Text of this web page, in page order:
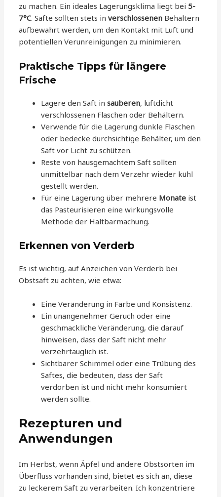
zu machen. Ein ideales Lagerungsklima liegt bei 5-
7°C. Säfte sollten stets inverschlossenen Behältern
aufbewahrt werden, um den Kontakt mit Luft und
potentiellen Verunreinigungen zu minimieren.
Praktische Tipps für längere
Frische
Lagere den Saft insauberen, luftdicht
verschlossenen Flaschen oder Behältern.
Verwende für die Lagerung dunkle Flaschen
oder bedecke durchsichtige Behälter, um den
Saft vor Licht zu schützen.
Reste von hausgemachtem Saft sollten
unmittelbar nach dem Verzehr wieder kühl
gestellt werden.
Für eine Lagerung über mehrere Monate ist
das Pasteurisieren eine wirkungsvolle
Methode der Haltbarmachung.
Erkennen von Verderb
Es ist wichtig, auf Anzeichen von Verderb bei
Obstsaft zu achten, wie etwa:
Eine Veränderung in Farbe und Konsistenz.
Ein unangenehmer Geruch oder eine
geschmackliche Veränderung, die darauf
hinweisen, dass der Saft nicht mehr
verzehrtauglich ist.
Sichtbarer Schimmel oder eine Trübung des
Saftes, die bedeuten, dass der Saft
verdorben ist und nicht mehr konsumiert
werden sollte.
Rezepturen und
Anwendungen
Im Herbst, wenn Äpfel und andere Obstsorten im
Überfluss vorhanden sind, bietet es sich an, diese
zu leckerem Saft zu verarbeiten. Ich konzentriere